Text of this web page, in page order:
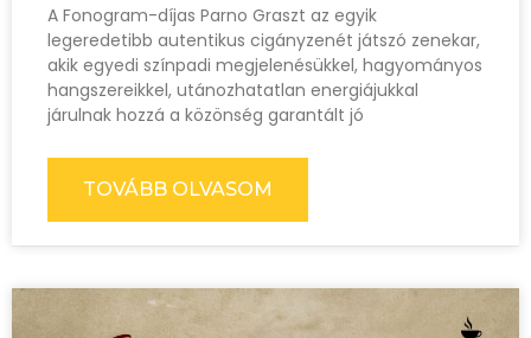
A Fonogram-díjas Parno Graszt az egyik
legeredetibb autentikus cigányzenét játszó zenekar,
akik egyedi színpadi megjelenésükkel, hagyományos
hangszereikkel, utánozhatatlan energiájukkal
járulnak hozzá a közönség garantált jó
TOVÁBB OLVASOM